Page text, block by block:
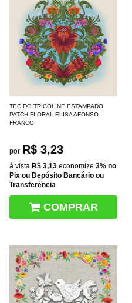
TECIDO TRICOLINE ESTAMPADO
PATCH FLORAL ELISA AFONSO
FRANCO
por R$ 3,23
à vista R$ 3,13 economize 3% no
Pix ou Depósito Bancário ou
Transferência
COMPRAR